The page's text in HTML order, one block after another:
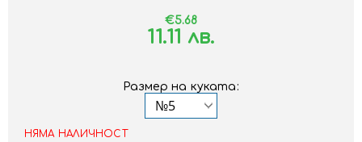
€5.68
11.11 лв.
Размер на куката:
НЯМА НАЛИЧНОСТ